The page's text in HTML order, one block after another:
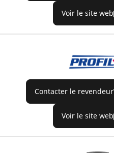
Voir le site web
Contacter le revendeur
Voir le site web